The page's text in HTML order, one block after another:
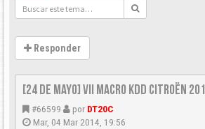
Responder
[24 DE MAYO] VII Macro KDD Citroën
#66599 por DT20C
Mar, 04 Mar 2014, 19:56